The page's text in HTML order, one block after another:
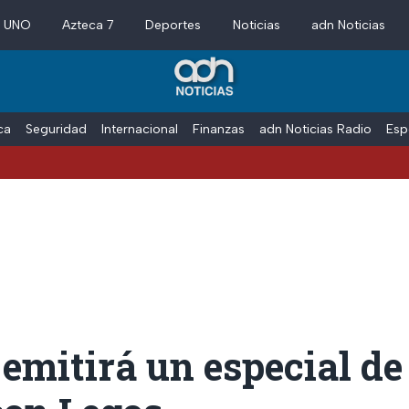
Azteca 7 Deportes Noticias adn Noticias
Seguridad Internacional Finanzas adn Noticias Radio
un especial